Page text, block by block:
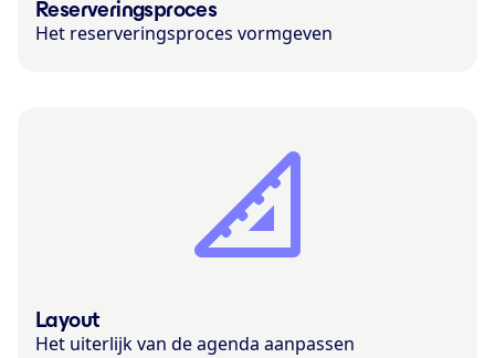
Reserveringsproces
Het reserveringsproces vormgeven
Layout
Het uiterlijk van de agenda aanpassen